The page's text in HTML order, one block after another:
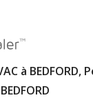
à BEDFORD,